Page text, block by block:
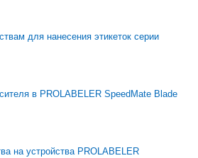
для нанесения этикеток серии
в PROLABELER SpeedMate Blade
на устройства PROLABELER